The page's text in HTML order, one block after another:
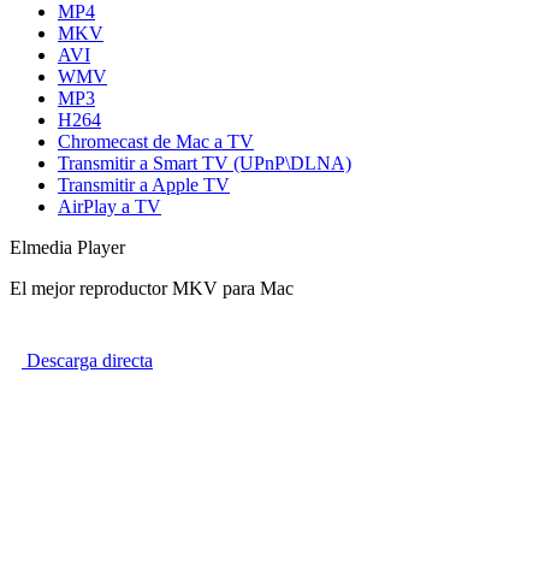
MP4
MKV
AVI
WMV
MP3
H264
Chromecast de Mac a TV
Transmitir a Smart TV (UPnP\DLNA)
Transmitir a Apple TV
AirPlay a TV
Elmedia Player
El mejor reproductor MKV para Mac
Descarga directa